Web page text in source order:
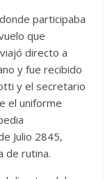
participaba
que
directo a
y fue recibido
y el secretario
el uniforme
Julio 2845,
de rutina.